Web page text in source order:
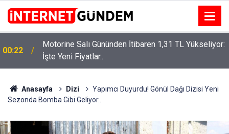
15:58
Neşet Ertaş’a “Bozkırın Tezenesi” Lakabını Kim
Verdi? Beyaz’la Joker Sorusunun Cevabı Merak
Edildi
Anasayfa Dizi
Yapımcı Duyurdu! Gönül Dağı Dizisi Yeni
Sezonda Bomba Gibi Geliyor..